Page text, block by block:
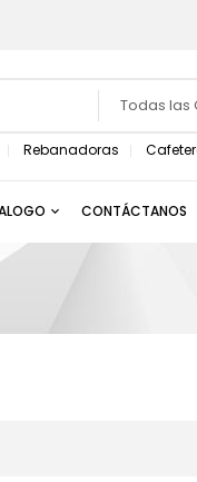
Todas las
Rebanadoras
CONTÁCTANOS